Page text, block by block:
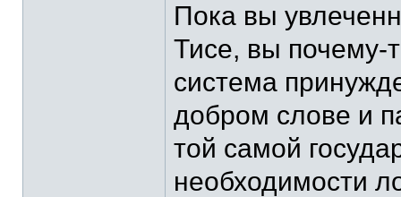
Пока вы
Тисе, вы почему-
система
добром слове и
той самой
необходимости